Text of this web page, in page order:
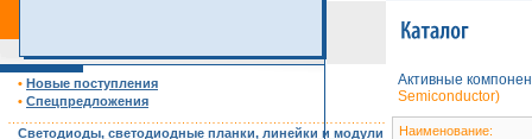
• Новые поступления
• Спецпредложения
Светодиоды, светодиодные планки, линейки и модули
Активные
Semiconductor)
Наименование: